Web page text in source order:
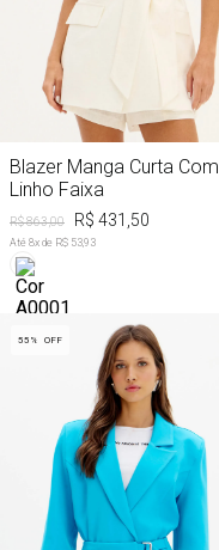
Blazer Manga Curta Com
Linho Faixa
R$ 863,00 R$ 431,50
Até 8x de R$ 53,93
55% OFF